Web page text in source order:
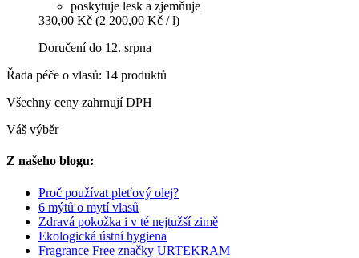
poskytuje lesk a zjemňuje
330,00 Kč (2 200,00 Kč / l)
Doručení do 12. srpna
Řada péče o vlasů: 14 produktů
Všechny ceny zahrnují DPH
Váš výběr
Z našeho blogu:
Proč používat pleťový olej?
6 mýtů o mytí vlasů
Zdravá pokožka i v té nejtužší zimě
Ekologická ústní hygiena
Fragrance Free značky URTEKRAM